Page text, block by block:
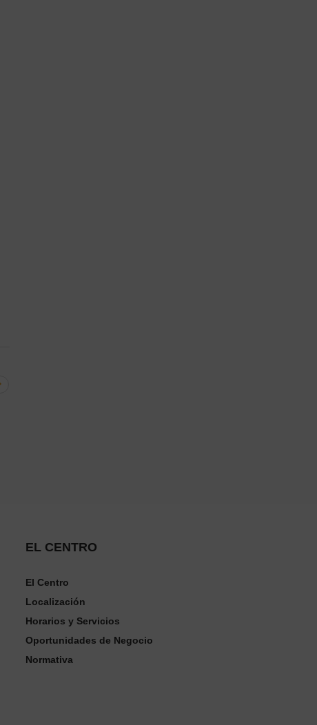
EL CENTRO
El Centro
Localización
Horarios y Servicios
Oportunidades de Negocio
Normativa